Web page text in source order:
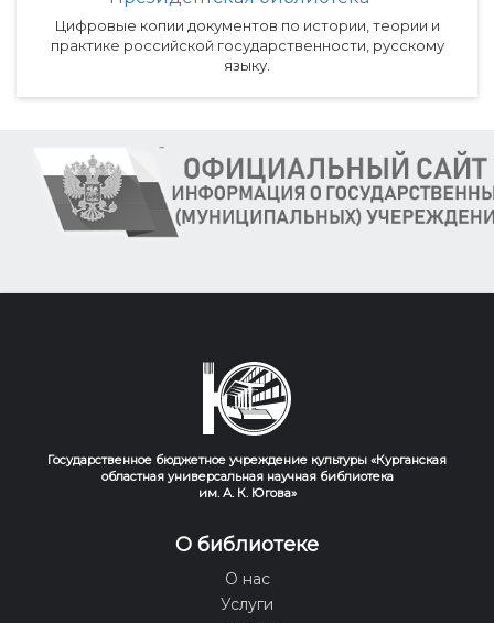
Цифровые копии документов по истории, теории и
практике российской государственности, русскому
языку.
Государственное бюджетное учреждение культуры «Курганская
областная универсальная научная библиотека
им. А. К. Югова»
О библиотеке
О нас
Услуги